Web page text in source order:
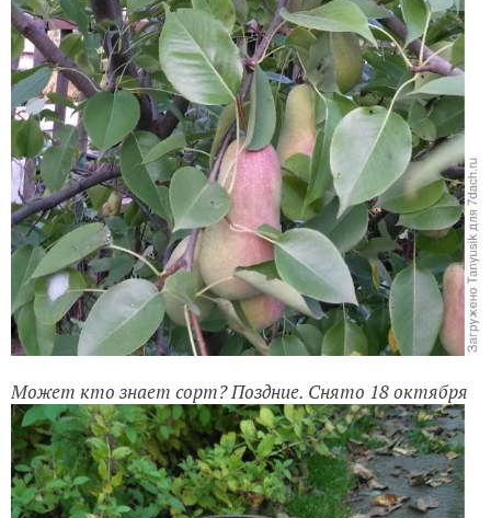
Может кто знает сорт? Поздние. Снято 18 октября